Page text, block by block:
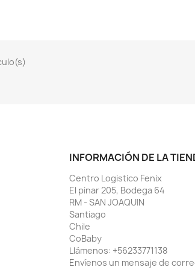
INFORMACIÓN DE LA
Centro Logistico Fenix
El pinar 205, Bodega 64
RM - SAN JOAQUIN
Santiago
Chile
CoBaby
Llámenos: +56233771138
Envíenos un mensaje de